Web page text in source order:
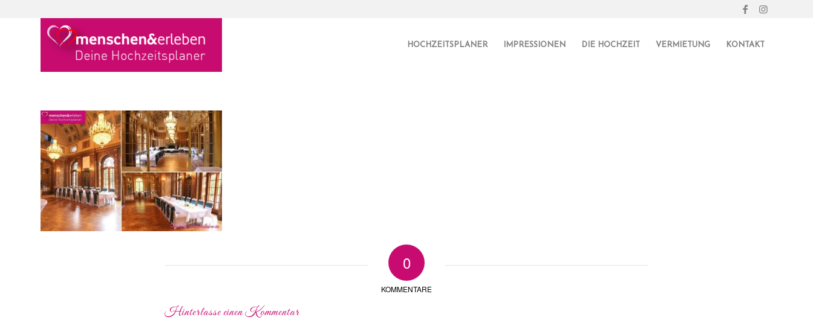
HOCHZEITSPLANER IMPRESSIONEN DIE HOCHZEIT VERMIETUNG KONTAKT
0
KOMMENTARE
Hinterlasse einen Kommentar